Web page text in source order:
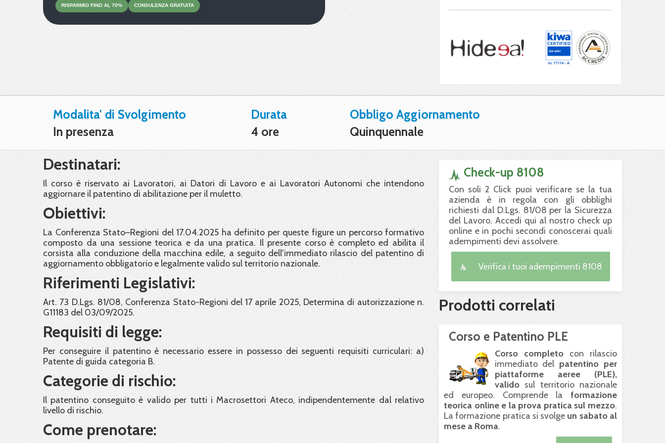
RISPARMIO FINO AL 70% CONSULENZA GRATUITA
Modalita' di Svolgimento
In presenza
Durata
4 ore
Obbligo Aggiornamento
Quinquennale
Destinatari:
Il corso è riservato ai Lavoratori, ai Datori di Lavoro e ai Lavoratori Autonomi che intendono
aggiornare il patentino di abilitazione per il muletto.
Obiettivi:
La Conferenza Stato–Regioni del 17.04.2025 ha definito per queste figure un percorso formativo
composto da una sessione teorica e da una pratica. Il presente corso è completo ed abilita il
corsista alla conduzione della macchina edile, a seguito dell'immediato rilascio del patentino di
aggiornamento obbligatorio e legalmente valido sul territorio nazionale.
Riferimenti Legislativi:
Art. 73 D.Lgs. 81/08, Conferenza Stato-Regioni del 17 aprile 2025, Determina di autorizzazione n.
G11183 del 03/09/2025.
Requisiti di legge:
Per conseguire il patentino è necessario essere in possesso dei seguenti requisiti curriculari: a)
Patente di guida categoria B.
Categorie di rischio:
Il patentino conseguito è valido per tutti i Macrosettori Ateco, indipendentemente dal relativo
livello di rischio.
Come prenotare:
Check-up 8108
Con soli 2 Click puoi verificare se la tua
azienda è in regola con gli obblighi
richiesti dal D.Lgs. 81/08 per la Sicurezza
del Lavoro. Accedi qui al nostro check up
online e in pochi secondi conoscerai quali
adempimenti devi assolvere.
Verifica i tuoi adempimenti 8108
Prodotti correlati
Corso e Patentino PLE
Corso completocon rilascio
immediato del patentino per
piattaforme aeree (PLE),
validosul territorio nazionale
ed europeo. Comprende la formazione
teorica online e la prova pratica sul mezzo.
La formazione pratica si svolge un sabato al
mese a Roma.